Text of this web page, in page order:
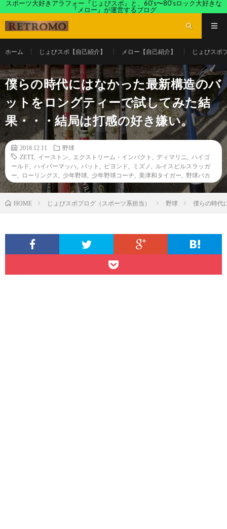
スポーツ大好きアラフォー『じょびスポ』と、60’s〜80’sロック大好きな
『メロー』が運営するブログ
ホーム じょびスポ【自己紹介】 メロー【自己紹介】 じょびスポ
僕らの時代にはなかった最新構造のバ
ットをロングティーで試してみた結
果・・・結局は打感の好き嫌い。
2018.12.11
野球
ZETT, イーストン エクストリーム・インパクト ディマリニ
ハイゴ
ールド
ハイパーマッハ バット ビヨンド ミズノ
ルイスビルスラッガ
ー
ローリングス 少年野球 少年野球コーチ 美津和タイガー 野球バカ
HOME じょびスポブログ（スポーツ系担当） 野球 僕らの時代